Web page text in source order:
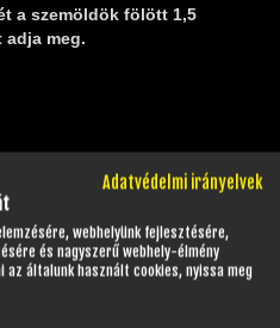
a szemöldök fölött 1,5
meg.
változhat!
Adatvédelmi irányelvek
webhelyünk fejlesztésére,
és nagyszerű webhely-élmény
általunk használt cookies, nyissa meg